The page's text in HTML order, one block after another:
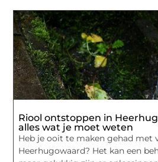
Riool ontstoppen in
alles wat je moet weten
Heb je ooit te maken gehad met
Heerhugowaard? Het kan een